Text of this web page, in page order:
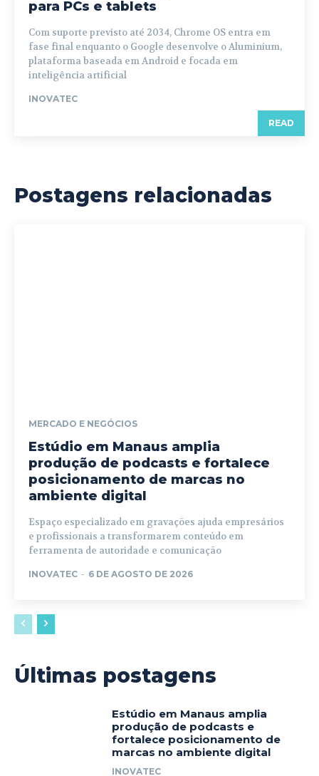
para PCs e tablets
Com suporte previsto até 2034, Chrome OS entra em
fase final enquanto o Google desenvolve o Aluminium,
plataforma baseada em Android e focada em
inteligência artificial
INOVATEC
READ
Postagens relacionadas
MERCADO E NEGÓCIOS
Estúdio em Manaus amplia
produção de podcasts e fortalece
posicionamento de marcas no
ambiente digital
Espaço especializado em gravações ajuda empresários
e profissionais a transformarem conteúdo em
ferramenta de autoridade e comunicação
INOVATEC - 6 DE AGOSTO DE 2026
Últimas postagens
Estúdio em Manaus amplia
produção de podcasts e
fortalece posicionamento de
marcas no ambiente digital
INOVATEC